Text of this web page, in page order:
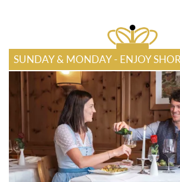
SUNDAY & MONDAY - ENJOY